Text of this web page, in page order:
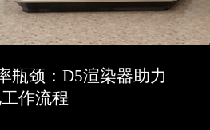
瓶颈：D5渲染器助力
作流程